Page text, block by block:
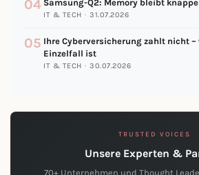
04 Samsung-Q2: Memory bleibt
IT & TECH · 31.07.2026
05 Ihre Cyberversicherung zahlt nicht
Einzelfall ist
IT & TECH · 30.07.2026
TRUSTED VOICES
Unsere Experten &
70+ Unternehmen und Thought